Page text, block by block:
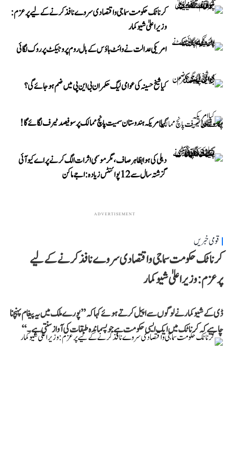
کرناٹک حکومت سماجی و اقتصادی سروے نافذ کرنے کے لیے پرعزم:
وزیر اعلیٰ شیوکمار
امریکی عدالت نے وائٹ ہاؤس کے بال روم پروجیکٹ پر روک لگائی
کیا شیخ حسینہ کی عوامی لیگ حکمران بی این پی میں ضم ہو جائے گی؟
کیا امریکہ ہندوستان سمیت پانچ ممالک پر سو فیصد ٹیرف لگائے گا!
دہلی کی ہوا بظاہر صاف، مگر موسمی اثرات الگ کرنے پر اے کیو آئی
گزشتہ سال سے 12 پوائنٹس زیادہ: اجے ماکن
ADVERTISEMENT
قومی خبریں
کرناٹک حکومت سماجی و اقتصادی سروے نافذ کرنے کے لیے
پرعزم: وزیر اعلیٰ شیوکمار
ڈی کے شیوکمار نے لوگوں سے اپیل کرتے ہوئے کہا کہ ’’پورے ملک میں یہ پیغام پہنچنا
چاہیے کہ کرناٹک میں ایک ایسی حکومت ہے جو پسماندہ طبقات کی آواز سنتی ہے۔‘‘